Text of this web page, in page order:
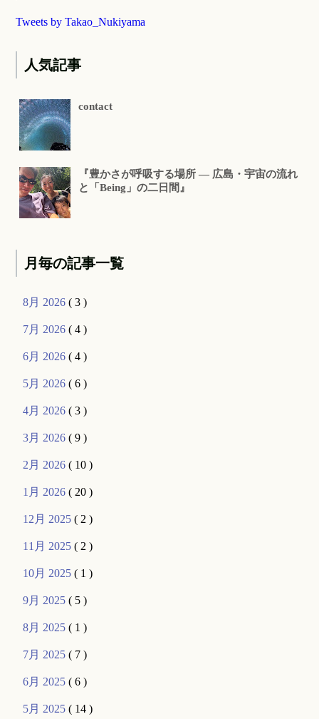
Tweets by Takao_Nukiyama
人気記事
contact
『豊かさが呼吸する場所 ― 広島・宇宙の流れ
と「Being」の二日間』
月毎の記事一覧
8月 2026( 3 )
7月 2026( 4 )
6月 2026( 4 )
5月 2026( 6 )
4月 2026( 3 )
3月 2026( 9 )
2月 2026( 10 )
1月 2026( 20 )
12月 2025( 2 )
11月 2025( 2 )
10月 2025( 1 )
9月 2025( 5 )
8月 2025( 1 )
7月 2025( 7 )
6月 2025( 6 )
5月 2025( 14 )